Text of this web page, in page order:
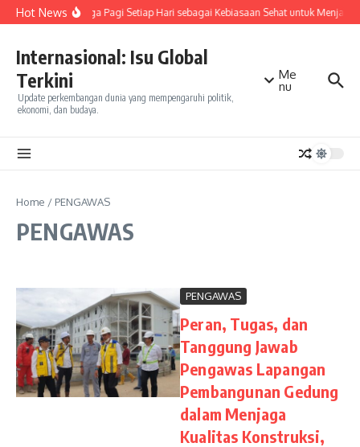
Skip to content
Hot NewsOlahraga Pagi Setiap Hari sebagai Kebiasaan Sehat untuk
Internasional: Isu Global
Terkini
Update perkembangan dunia yang mempengaruhi politik,
ekonomi, dan budaya.
Me
nu
Home / PENGAWAS
PENGAWAS
PENGAWAS
Peran, Tugas, dan
Tanggung Jawab
Pengawas Lapangan
Pembangunan Gedung
dalam Menjaga
Kualitas Konstruksi,